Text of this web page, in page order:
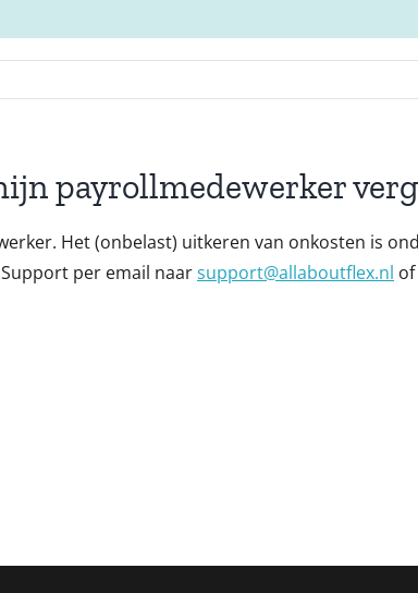
payrollmedewerker
Het (onbelast) uitkeren van onkosten is
per email naarsupport@allaboutflex.nl